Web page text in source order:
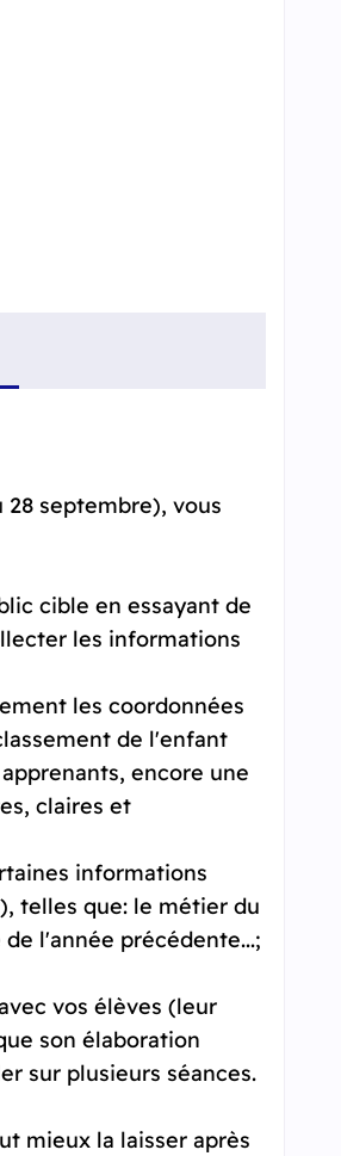
septembre), vous
cible en essayant de
les informations
les coordonnées
de l'enfant
encore une
claires et
informations
telles que: le métier du
l'année précédente...;
vos élèves (leur
son élaboration
sur plusieurs séances.
mieux la laisser après